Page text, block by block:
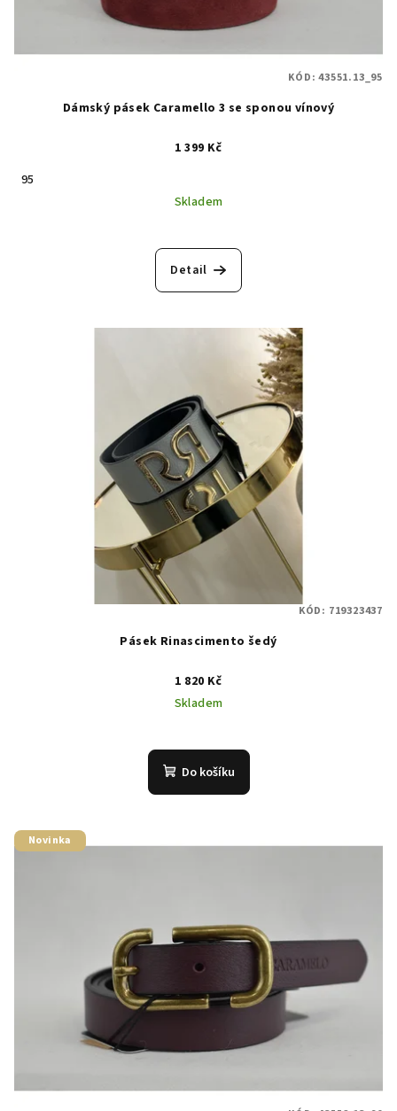
Dámský pásek Caramello 3 se sponou vínový
1 399 Kč
95
Skladem
Detail
KÓD:43551.13_95
Pásek Rinascimento šedý
1 820 Kč
Skladem
Do košíku
KÓD: 719323437
Novinka